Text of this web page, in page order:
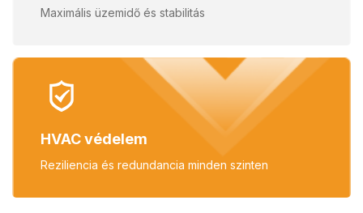
Maximális üzemidő és stabilitás
HVAC védelem
Reziliencia és redundancia minden szinten